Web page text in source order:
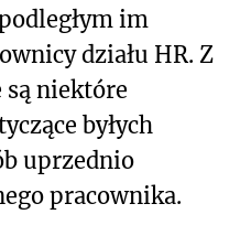
im
działu HR. Z
są niektóre
byłych
uprzednio
pracownika.